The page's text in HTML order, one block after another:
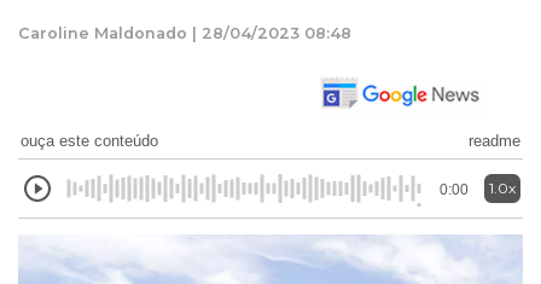
Caroline Maldonado | 28/04/2023 08:48
ouça este conteúdo readme
0:00 1.0x